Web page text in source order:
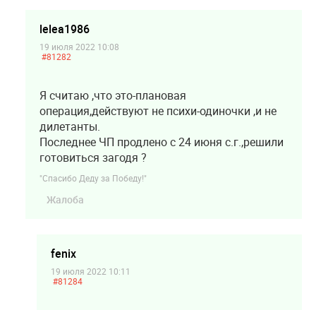
lelea1986
19 июля 2022 10:08
#81282
Я считаю ,что это-плановая
операция,действуют не психи-одиночки ,и не
дилетанты.
Последнее ЧП продлено с 24 июня с.г.,решили
готовиться загодя ?
"Спасибо Деду за Победу!"
Жалоба
fenix
19 июля 2022 10:11
#81284